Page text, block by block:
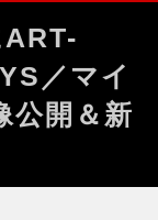
／マイ
公開＆新